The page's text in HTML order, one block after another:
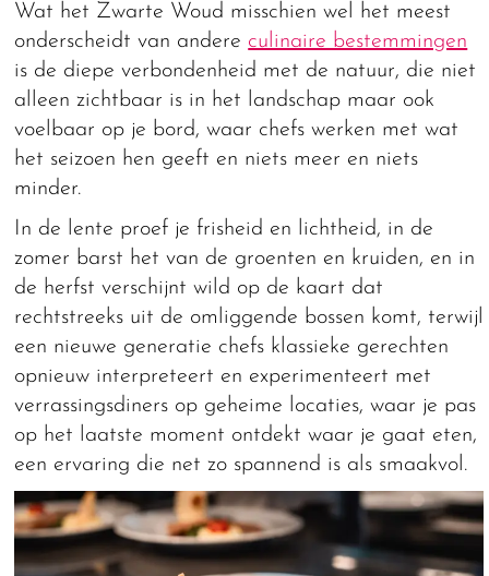
Wat het Zwarte Woud misschien wel het meest
onderscheidt van andere culinaire bestemmingen
is de diepe verbondenheid met de natuur, die niet
alleen zichtbaar is in het landschap maar ook
voelbaar op je bord, waar chefs werken met wat
het seizoen hen geeft en niets meer en niets
minder.
In de lente proef je frisheid en lichtheid, in de
zomer barst het van de groenten en kruiden, en in
de herfst verschijnt wild op de kaart dat
rechtstreeks uit de omliggende bossen komt, terwijl
een nieuwe generatie chefs klassieke gerechten
opnieuw interpreteert en experimenteert met
verrassingsdiners op geheime locaties, waar je pas
op het laatste moment ontdekt waar je gaat eten,
een ervaring die net zo spannend is als smaakvol.